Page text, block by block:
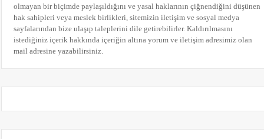
olmayan bir biçimde paylaşıldığını ve yasal haklarının çiğnendiğini düşünen
hak sahipleri veya meslek birlikleri, sitemizin iletişim ve sosyal medya
sayfalarından bize ulaşıp taleplerini dile getirebilirler. Kaldırılmasını
istediğiniz içerik hakkında içeriğin altına yorumve iletişim adresimiz olan
mail adresine yazabilirsiniz.